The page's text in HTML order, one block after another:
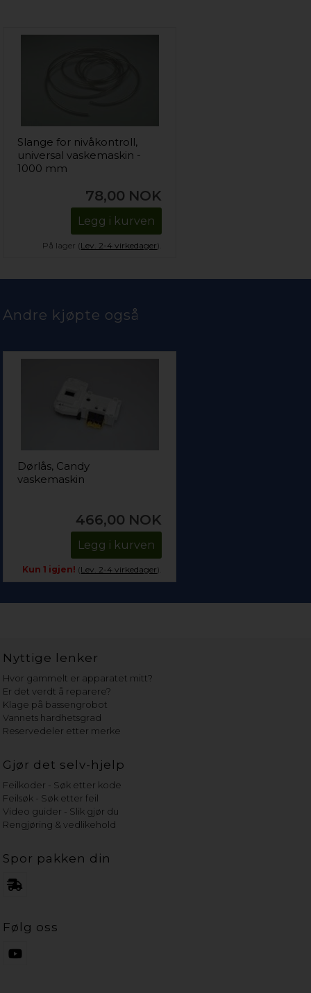
Slange for nivåkontroll,
universal vaskemaskin -
1000 mm
78,00 NOK
Legg i kurven
På lager (Lev. 2-4 virkedager).
Andre kjøpte også
Dørlås, Candy
vaskemaskin
466,00 NOK
Legg i kurven
Kun 1 igjen! (Lev. 2-4 virkedager).
Nyttige lenker
Hvor gammelt er apparatet mitt?
Er det verdt å reparere?
Klage på bassengrobot
Vannets hardhetsgrad
Reservedeler etter merke
Gjør det selv-hjelp
Feilkoder - Søk etter kode
Feilsøk - Søk etter feil
Video guider - Slik gjør du
Rengjøring & vedlikehold
Spor pakken din
Følg oss